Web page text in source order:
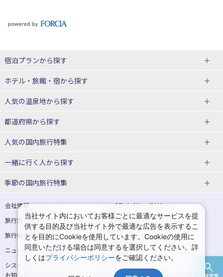
宿泊プランから探す
北海道
東北
青森県
宮城県
山形県
関東
埼玉県 千葉県
茨城県 栃木県
ホテル・旅館・宿から探す
北海道ホテル・旅館
青森県ホテル・旅館
宮城県ホテル・旅館
山形県ホテル・旅館
東京都ホテル・旅館 神奈川県ホテル・旅館
埼玉県ホテル・旅館 千葉県ホテル・旅館
茨城県ホテル・旅館 栃木県ホテル・旅館
人気の温泉地から探す
北海道
湯の川温泉(北海道)
十勝川温泉(北海道)
洞爺湖温泉(北海道)
層雲峡温泉(北海道)
東北
花巻温泉(岩手) 蔵王温泉(山形)
かみのやま温泉(山形) 鳴子温泉(宮城)
都道府県から探す
北海道旅行・ツアー
東北
青森旅行・ツアー 岩手旅行・ツアー
宮城旅行・ツアー 秋田旅行・ツアー
山形旅行・ツアー 福島旅行・ツアー
人気の国内旅行特集
東京ディズニーリゾート®への旅
ユニバーサル・スタジオ・ジャパ
一緒に行く人から探す
一人旅 国内版
カップル・夫婦旅行 国内版 女子旅 国内版
卒業旅行・学生旅行 国内版
季節の国内旅行特集
桜・お花見特集
ゴールデンウィーク（GW）の国内
旅行
夏休み・お盆の国内旅行 7月の国内旅行
8月の国内旅行 9月の国内旅行
10月の国内旅行 11月の国内旅行
会社情報
プライバシーポリシー
旅行業登録票・約款
規約集
旅行条件書
商標について
ニュースリリース
採用情報
システムメンテナンスの
お知らせ
当社サイト内においてお客様ごとに最適なサービスを提
供する目的及び当社サイト外で最適な広告を表示するこ
とを目的にCookieを使用しています。Cookieの使用に
同意いただける場合は同意するを選択してください。詳
しくはプライバシーポリシーをご確認ください。